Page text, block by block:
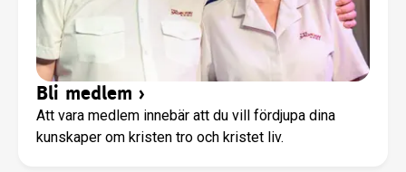
Bli medlem ›
Att vara medlem innebär att du vill fördjupa dina
kunskaper om kristen tro och kristet liv.